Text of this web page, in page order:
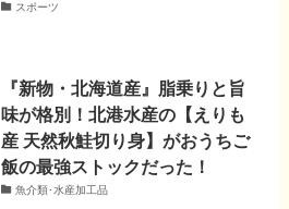
スポーツ
『新物・北海道産』脂乗りと旨
味が格別！北港水産の【えりも
産 天然秋鮭切り身】がおうちご
飯の最強ストックだった！
魚介類･水産加工品